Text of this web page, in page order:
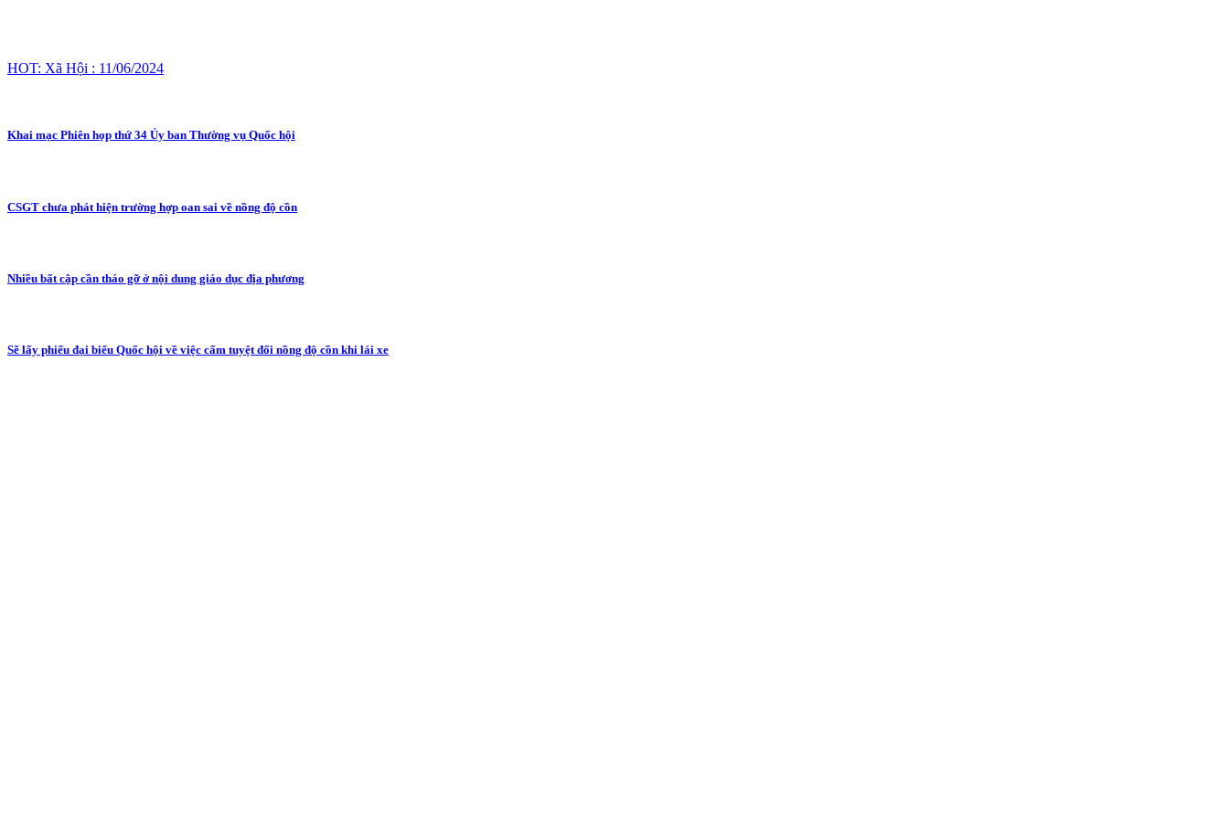
HOT: Xã Hội : 11/06/2024
Khai mạc Phiên họp thứ 34 Ủy ban Thường vụ Quốc hội
CSGT chưa phát hiện trường hợp oan sai về nồng độ cồn
Nhiều bất cập cần tháo gỡ ở nội dung giáo dục địa phương
Sẽ lấy phiếu đại biểu Quốc hội về việc cấm tuyệt đối nồng độ cồn khi lái xe